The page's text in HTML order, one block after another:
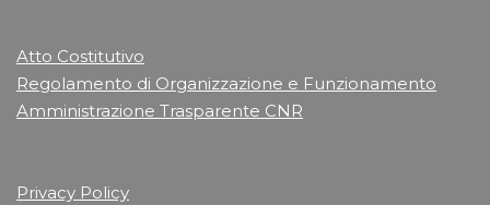
Atto Costitutivo
Regolamento di Organizzazione e Funzionamento
Amministrazione Trasparente CNR
Privacy Policy